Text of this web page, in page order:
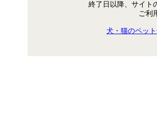
終了日以降、サイト
ご利
犬・猫のペッ